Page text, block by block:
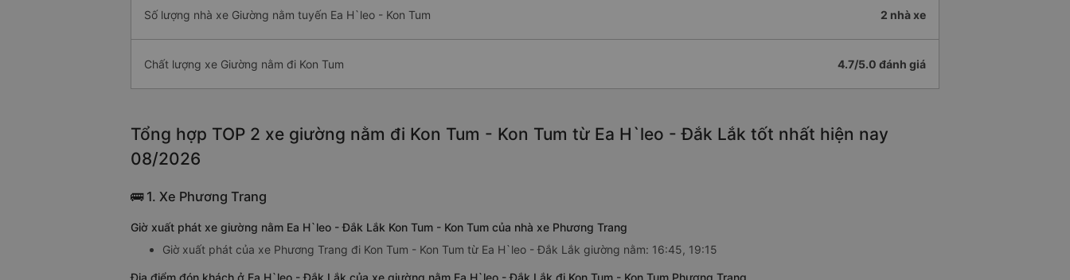
Số lượng nhà xe Giường nằm tuyến Ea H`leo - Kon Tum 2 nhà xe
Chất lượng xe Giường nằm đi Kon Tum 4.7/5.0 đánh giá
Tổng hợp TOP 2 xe giường nằm đi Kon Tum - Kon Tum từ Ea H`leo - Đắk Lắk tốt nhất hiện nay
08/2026
🚌 1. Xe Phương Trang
Giờ xuất phát xe giường nằm Ea H`leo - Đắk Lắk Kon Tum - Kon Tum của nhà xe Phương Trang
Giờ xuất phát của xe Phương Trang đi Kon Tum - Kon Tum từ Ea H`leo - Đắk Lắk giường nằm: 16:45, 19:15